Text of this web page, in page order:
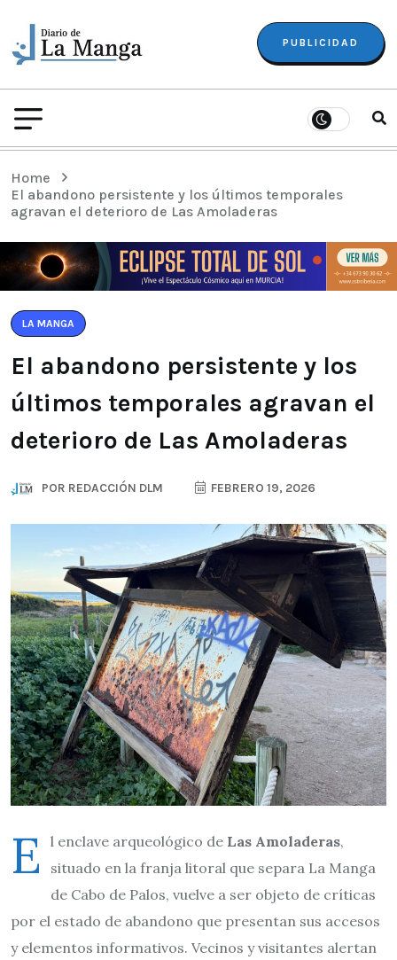
PUBLICIDAD
Home
El abandono persistente y los últimos temporales
agravan el deterioro de Las Amoladeras
LA MANGA
El abandono persistente y los
últimos temporales agravan el
deterioro de Las Amoladeras
POR REDACCIÓN DLM FEBRERO 19, 2026
E l enclave arqueológico de Las Amoladeras,
situado en la franja litoral que separa La Manga
de Cabo de Palos, vuelve a ser objeto de críticas
por el estado de abandono que presentan sus accesos
y elementos informativos. Vecinos y visitantes alertan